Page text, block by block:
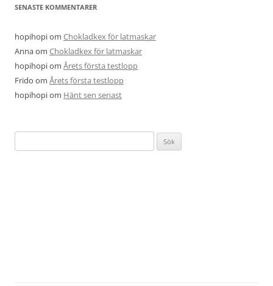
SENASTE KOMMENTARER
hopihopiom Chokladkex för latmaskar
Annaom Chokladkex för latmaskar
hopihopiom Årets första testlopp
Frido om Årets första testlopp
hopihopiom Hänt sen senast
efter: